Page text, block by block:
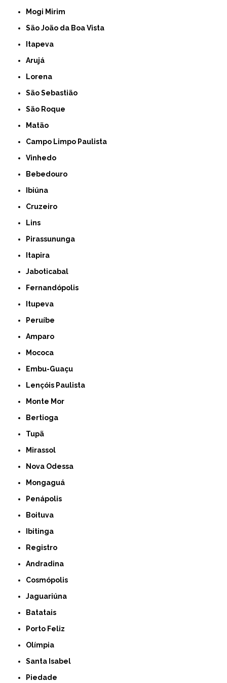
Mogi Mirim
São João da Boa Vista
Itapeva
Arujá
Lorena
São Sebastião
São Roque
Matão
Campo Limpo Paulista
Vinhedo
Bebedouro
Ibiúna
Cruzeiro
Lins
Pirassununga
Itapira
Jaboticabal
Fernandópolis
Itupeva
Peruíbe
Amparo
Mococa
Embu-Guaçu
Lençóis Paulista
Monte Mor
Bertioga
Tupã
Mirassol
Nova Odessa
Mongaguá
Penápolis
Boituva
Ibitinga
Registro
Andradina
Cosmópolis
Jaguariúna
Batatais
Porto Feliz
Olímpia
Santa Isabel
Piedade